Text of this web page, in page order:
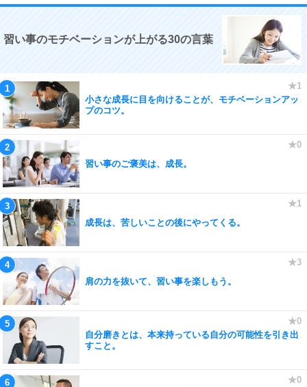
習い事のモチベーションが上がる30の言葉
小さな成長に目を向けることが、モチベーションアッ
プのコツ。
習い事のご褒美は、成長。
成長は、苦しいことの後にやってくる。
肩の力を抜いて、習い事を楽しもう。
自分磨きとは、本来持っている自分の可能性を引き出
すこと。